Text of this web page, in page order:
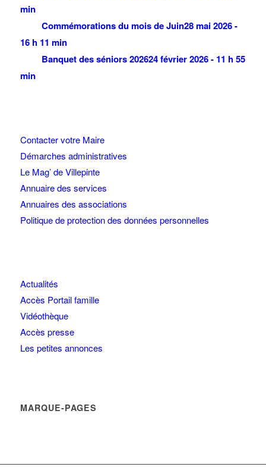
min
Commémorations du mois de Juin28 mai 2026 -
16 h 11 min
Banquet des séniors 202624 février 2026 - 11 h 55
min
Contacter votre Maire
Démarches administratives
Le Mag’ de Villepinte
Annuaire des services
Annuaires des associations
Politique de protection des données personnelles
Actualités
Accès Portail famille
Vidéothèque
Accès presse
Les petites annonces
MARQUE-PAGES